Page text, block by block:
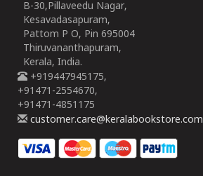
B-30,Pillaveedu Nagar,
Kesavadasapuram,
Pattom P O, Pin 695004
Thiruvananthapuram,
Kerala, India.
+919447945175,
+91471-2554670,
+91471-4851175
customer.care@keralabookstore.com